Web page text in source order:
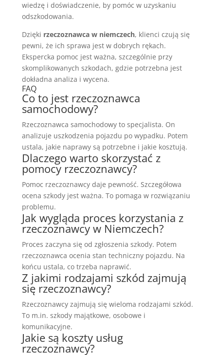
wiedzę i doświadczenie, by pomóc w uzyskaniu
odszkodowania.
Dzięki rzeczoznawca w niemczech, klienci czują się
pewni, że ich sprawa jest w dobrych rękach.
Ekspercka pomoc jest ważna, szczególnie przy
skomplikowanych szkodach, gdzie potrzebna jest
dokładna analiza i wycena.
FAQ
Co to jest rzeczoznawca
samochodowy?
Rzeczoznawca samochodowy to specjalista. On
analizuje uszkodzenia pojazdu po wypadku. Potem
ustala, jakie naprawy są potrzebne i jakie kosztują.
Dlaczego warto skorzystać z
pomocy rzeczoznawcy?
Pomoc rzeczoznawcy daje pewność. Szczegółowa
ocena szkody jest ważna. To pomaga w rozwiązaniu
problemu.
Jak wygląda proces korzystania z
rzeczoznawcy w Niemczech?
Proces zaczyna się od zgłoszenia szkody. Potem
rzeczoznawca ocenia stan techniczny pojazdu. Na
końcu ustala, co trzeba naprawić.
Z jakimi rodzajami szkód zajmują
się rzeczoznawcy?
Rzeczoznawcy zajmują się wieloma rodzajami szkód.
To m.in. szkody majątkowe, osobowe i
komunikacyjne.
Jakie są koszty usług
rzeczoznawcy?